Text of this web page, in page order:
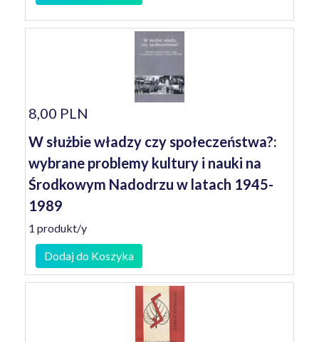
8,00 PLN
W służbie władzy czy społeczeństwa?:
wybrane problemy kultury i nauki na
Środkowym Nadodrzu w latach 1945-
1989
1 produkt/y
Dodaj do Koszyka